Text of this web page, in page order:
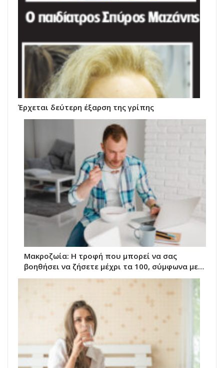
Έρχεται δεύτερη έξαρση της γρίπης
Μακροζωία: Η τροφή που μπορεί να σας
βοηθήσει να ζήσετε μέχρι τα 100, σύμφωνα με…